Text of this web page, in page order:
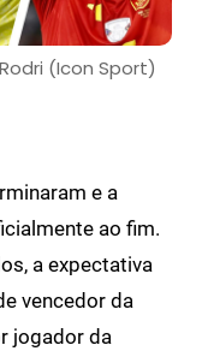
(Icon Sport)
e a
ao fim.
a expectativa
vencedor da
jogador da